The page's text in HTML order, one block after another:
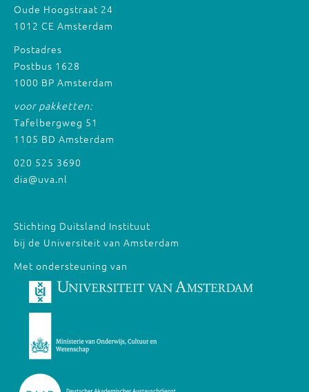
Oude Hoogstraat 24
1012 CE Amsterdam
Postadres
Postbus 1628
1000 BP Amsterdam
voor pakketten:
Tafelbergweg 51
1105 BD Amsterdam
020 525 3690
dia@uva.nl
Stichting Duitsland Instituut
bij de Universiteit van Amsterdam
Met ondersteuning van